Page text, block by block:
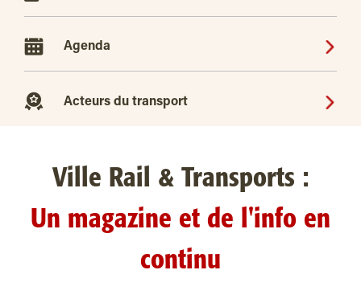
Agenda
Acteurs du transport
Ville Rail & Transports :
Un magazine et de l'info en
continu